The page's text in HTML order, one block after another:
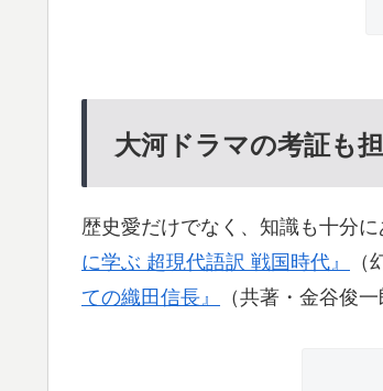
大河ドラマの考証も
歴史愛だけでなく、知識も十分
に学ぶ 超現代語訳 戦国時代』
ての織田信長』
（共著・金谷俊